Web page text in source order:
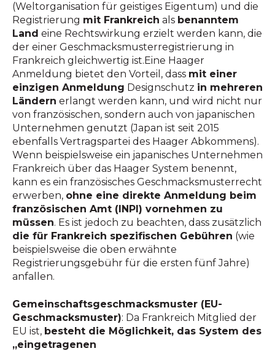
(Weltorganisation für geistiges Eigentum) und die
Registrierung mit Frankreich als benanntem
Land eine Rechtswirkung erzielt werden kann, die
der einer Geschmacksmusterregistrierung in
Frankreich gleichwertig ist.Eine Haager
Anmeldung bietet den Vorteil, dass mit einer
einzigen Anmeldung Designschutz in mehreren
Ländern erlangt werden kann, und wird nicht nur
von französischen, sondern auch von japanischen
Unternehmen genutzt (Japan ist seit 2015
ebenfalls Vertragspartei des Haager Abkommens).
Wenn beispielsweise ein japanisches Unternehmen
Frankreich über das Haager System benennt,
kann es ein französisches Geschmacksmusterrecht
erwerben, ohne eine direkte Anmeldung beim
französischen Amt (INPI) vornehmen zu
müssen. Es ist jedoch zu beachten, dass zusätzlich
die für Frankreich spezifischen Gebühren (wie
beispielsweise die oben erwähnte
Registrierungsgebühr für die ersten fünf Jahre)
anfallen.
Gemeinschaftsgeschmacksmuster (EU-
Geschmacksmuster): Da Frankreich Mitglied der
EU ist, besteht die Möglichkeit, das System des
„eingetragenen